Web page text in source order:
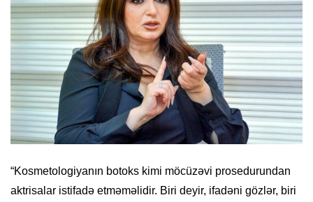
“Kosmetologiyanın botoks kimi möcüzəvi prosedurundan
aktrisalar istifadə etməməlidir. Biri deyir, ifadəni gözlər, biri